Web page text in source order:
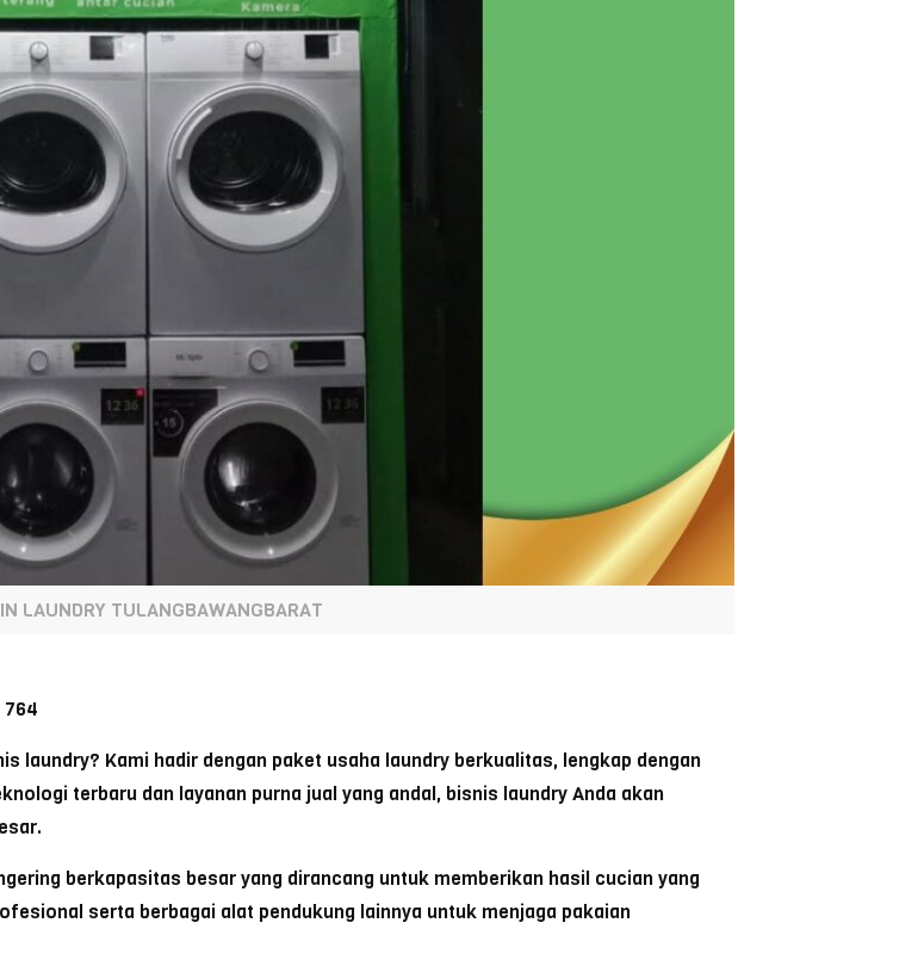
LAUNDRY TULANGBAWANGBARAT
764
laundry? Kami hadir dengan paket usaha laundry berkualitas, lengkap dengan
terbaru dan layanan purna jual yang andal, bisnis laundry Anda akan
berkapasitas besar yang dirancang untuk memberikan hasil cucian yang
serta berbagai alat pendukung lainnya untuk menjaga pakaian